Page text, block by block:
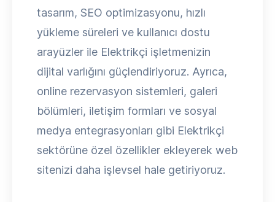
tasarım, SEO optimizasyonu, hızlı
yükleme süreleri ve kullanıcı dostu
arayüzler ile Elektrikçi işletmenizin
dijital varlığını güçlendiriyoruz. Ayrıca,
online rezervasyon sistemleri, galeri
bölümleri, iletişim formları ve sosyal
medya entegrasyonları gibi Elektrikçi
sektörüne özel özellikler ekleyerek web
sitenizi daha işlevsel hale getiriyoruz.